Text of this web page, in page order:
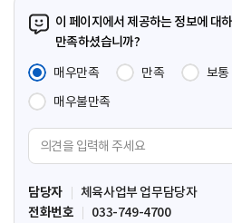
이
이
이 페이지에서 제공하는 정보에 대
만족하셨습니까?
매우만족
만족 보통
매우불만족
견
입
력
담당자
체육사업부 업무담당자
전화번호
033-749-4700